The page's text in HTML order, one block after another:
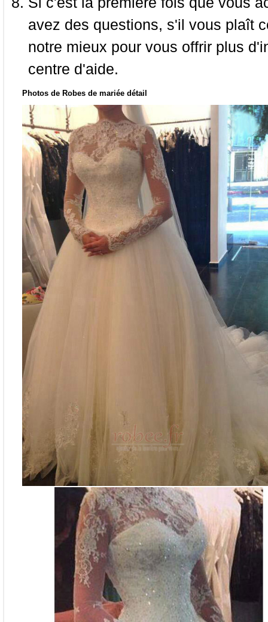
avez des questions, s'il vous plaît
notre mieux pour vous offrir plus
centre d'aide.
Photos de Robes de mariée détail